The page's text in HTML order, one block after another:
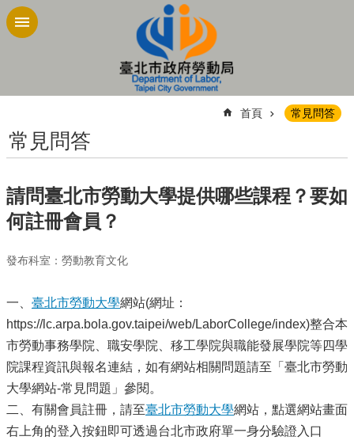
跳到主要內容區塊
首頁 常見問答
常見問答
請問臺北市勞動大學提供哪些課程？要如
何註冊會員？
發布科室：勞動教育文化
一、 臺北市勞動大學網站(網址：
https://lc.arpa.bola.gov.taipei/web/LaborCollege/index)整合本
市勞動事務學院、職安學院、移工學院與職能發展學院等四學
院課程資訊與報名連結，如有網站相關問題請至「臺北市勞動
大學網站-常見問題」參閱。
二、有關會員註冊，請至臺北市勞動大學網站，點選網站畫面
右上角的登入按鈕即可透過台北市政府單一身分驗證入口